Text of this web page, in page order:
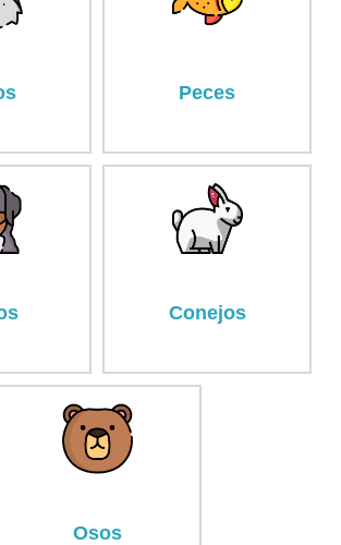
Peces
Conejos
Osos